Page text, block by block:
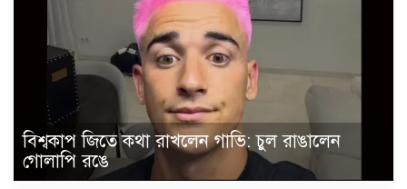
বিশ্বকাপ জিতে কথা রাখলেন গাভি: চুল রাঙালেন
গোলাপি রঙে